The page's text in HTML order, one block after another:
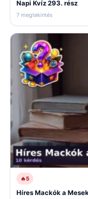
Napi Kvíz 293. rész
7 megtekintés
🔥5
Híres Mackók a